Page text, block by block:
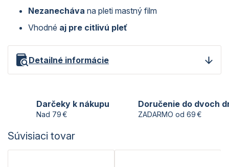
Nezanecháva na pleti mastný film
Vhodné aj pre citlivú pleť
Detailné informácie
Darčeky k nákupu
Nad 79 €
Doručenie do dvoch
ZADARMO od 69 €
Súvisiaci tovar